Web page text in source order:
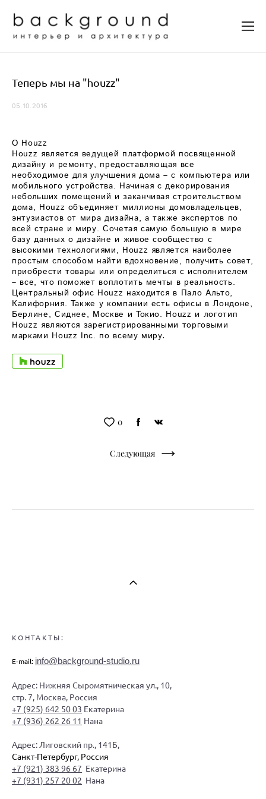
Теперь мы на "houzz"
05.10.2016
О Houzz
Houzz является ведущей платформой посвященной
дизайну и ремонту, предоставляющая все
необходимое для улучшения дома – с компьютера или
мобильного устройства. Начиная с декорирования
небольших помещений и заканчивая строительством
дома, Houzz объединяет миллионы домовладельцев,
энтузиастов от мира дизайна, а также экспертов по
всей стране и миру. Сочетая самую большую в мире
базу данных о дизайне и живое сообщество с
высокими технологиями, Houzz является наиболее
простым способом найти вдохновение, получить совет,
приобрести товары или определиться с исполнителем
– все, что поможет воплотить мечты в реальность.
Центральный офис Houzz находится в Пало Альто,
Калифорния. Также у компании есть офисы в Лондоне,
Берлине, Сиднее, Москве и Токио. Houzz и логотип
Houzz являются зарегистрированными торговыми
марками Houzz Inc. по всему миру.
0
Следующая
КОНТАКТЫ:
E-mail: info@background-studio.ru
Адрес: Нижняя Сыромятническая ул., 10,
стр. 7, Москва, Россия
+7 (925) 642 50 03 Екатерина
+7 (936) 262 26 11 Нана
Адрес: Лиговский пр., 141Б,
Санкт-Петербург, Россия
+7 (921) 383 96 67 Екатерина
+7 (931) 257 20 02 Нана